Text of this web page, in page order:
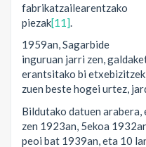
fabrikatzailearentzako
piezak[11]
1959an, Sagarbide
inguruan jarri zen,
erantsitako bi
zuen beste hogei urtez,
Bildutako datuen
zen 1923an, 5ekoa
peoi bat 1939an, eta 10